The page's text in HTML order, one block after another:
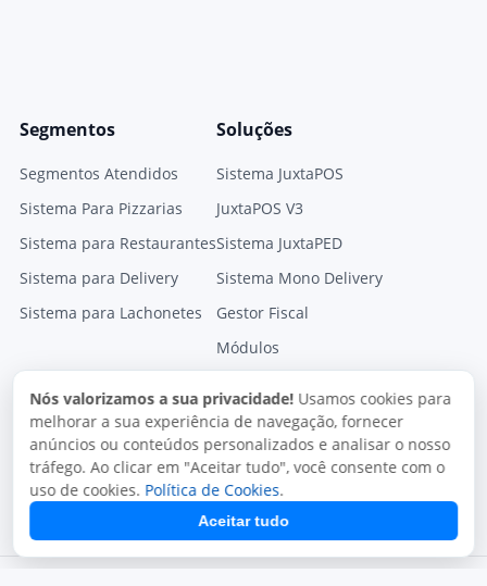
Segmentos
Segmentos Atendidos
Sistema Para Pizzarias
Sistema para Restaurantes
Sistema para Delivery
Sistema para Lachonetes
Soluções
Sistema JuxtaPOS
JuxtaPOS V3
Sistema JuxtaPED
Sistema Mono Delivery
Gestor Fiscal
Módulos
Nós valorizamos a sua privacidade! Usamos cookies para
melhorar a sua experiência de navegação, fornecer
anúncios ou conteúdos personalizados e analisar o nosso
tráfego. Ao clicar em "Aceitar tudo", você consente com o
uso de cookies. Política de Cookies.
Aceitar tudo